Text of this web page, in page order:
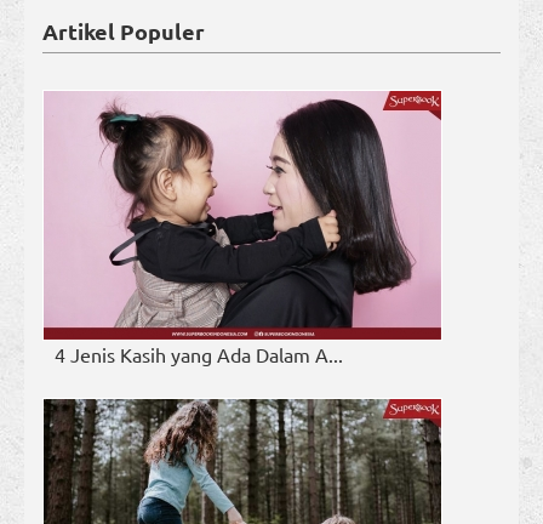
Artikel Populer
4 Jenis Kasih yang Ada Dalam A...